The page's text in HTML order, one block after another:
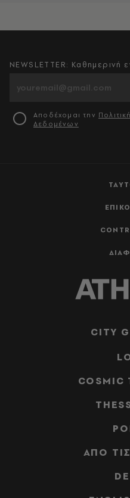
NEWSLETTER:
Αποδέχομαι την
Δεδομένων
CITY
COSMIC
ΑΠΟ